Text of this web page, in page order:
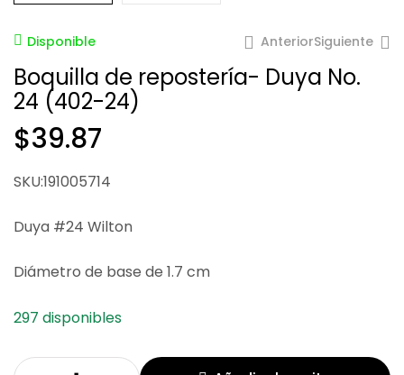
Disponible AnteriorSiguiente
Boquilla de repostería- Duya No.
24 (402-24)
$39.87
SKU:191005714
Duya #24 Wilton
Diámetro de base de 1.7 cm
297 disponibles